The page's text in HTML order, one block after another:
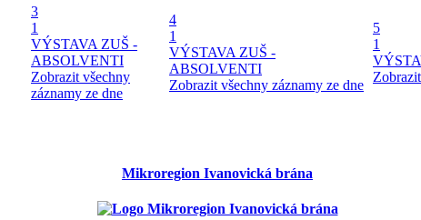
3
1
VÝSTAVA ZUŠ -
ABSOLVENTI
Zobrazit všechny
záznamy ze dne
4
1
VÝSTAVA ZUŠ -
ABSOLVENTI
Zobrazit všechny záznamy ze dne
5
1
Mikroregion Ivanovická brána